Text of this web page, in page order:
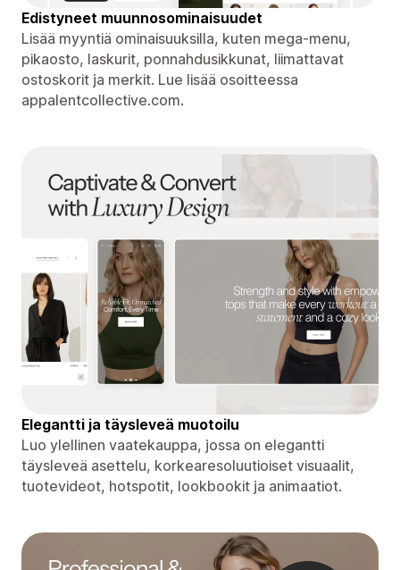
Edistyneet muunnosominaisuudet
Lisää myyntiä ominaisuuksilla, kuten mega-menu,
pikaosto, laskurit, ponnahdusikkunat, liimattavat
ostoskorit ja merkit. Lue lisää osoitteessa
appalentcollective.com.
Elegantti ja täysleveä muotoilu
Luo ylellinen vaatekauppa, jossa on elegantti
täysleveä asettelu, korkearesoluutioiset visuaalit,
tuotevideot, hotspotit, lookbookit ja animaatiot.